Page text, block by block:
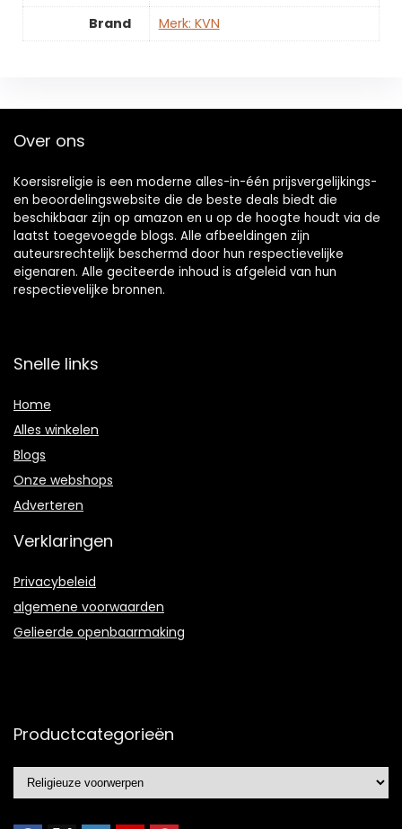
Brand Merk: KVN
Over ons
Koersisreligie is een moderne alles-in-één prijsvergelijkings-
en beoordelingswebsite die de beste deals biedt die
beschikbaar zijn op amazon en u op de hoogte houdt via de
laatst toegevoegde blogs. Alle afbeeldingen zijn
auteursrechtelijk beschermd door hun respectievelijke
eigenaren. Alle geciteerde inhoud is afgeleid van hun
respectievelijke bronnen.
Snelle links
Home
Alles winkelen
Blogs
Onze webshops
Adverteren
Verklaringen
Privacybeleid
algemene voorwaarden
Gelieerde openbaarmaking
Productcategorieën